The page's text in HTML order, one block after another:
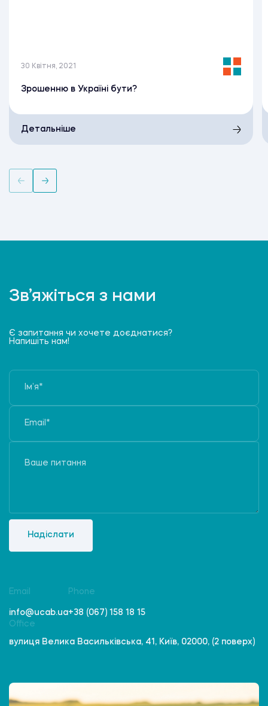
30 Квітня, 2021
Зрошенню в Україні бути?
Детальніше
Зв’яжіться з нами
Є запитання чи хочете доєднатися?
Напишіть нам!
Надіслати
Email
info@ucab.ua
Phone
+38 (067) 158 18 15
Office
вулиця Велика Васильківська, 41, Київ, 02000, (2 поверх)